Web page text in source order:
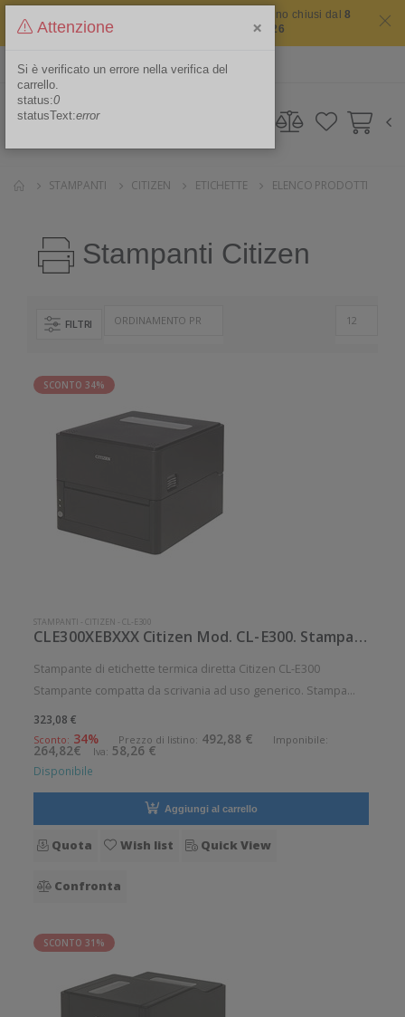
Il sito non chiude mai ma i nostri uffici saranno chiusi dal8
agosto 2026 al 16 agosto 2026
Area Riservata
STAMPANTI CITIZEN ETICHETTE ELENCO PRODOTTI
Stampanti Citizen
FILTRI
SCONTO 34%
STAMPANTI -CITIZEN -CL-E300
CLE300XEBXXX Citizen Mod. CL-E300. Stampante di etichette.
Stampante di etichette termica diretta Citizen CL-E300
Stampante compatta da scrivania ad uso generico. Stampa
termica diretta. Velocit di stampa: 200 mm/sec Risoluzione di
stampa: 8 dot/mm Supporto di stampa: Cartellini, Etichette,
323,08 €
Sconto: 34% Prezzo di listino: 492,88 € Imponibile:
264,82€ Iva: 58,26 €
Disponibile
Aggiungi al carrello
Quota Wish list Quick View
Confronta
SCONTO 31%
Attenzione ×
Si è verificato un errore nella verifica del
carrello.
status:0
statusText:error